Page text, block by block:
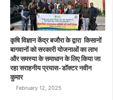
कृषि विज्ञान केंद्र बजौरा के द्वारा किसानों
बागवानों को सरकारी योजनाओं का लाभ
और समस्या के समाधान के लिए किया जा
रहा सराहनीय प्रयास-डॉक्टर नवीन
कुमार
February 12, 2025